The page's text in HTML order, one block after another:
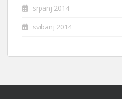
srpanj 2014
svibanj 2014